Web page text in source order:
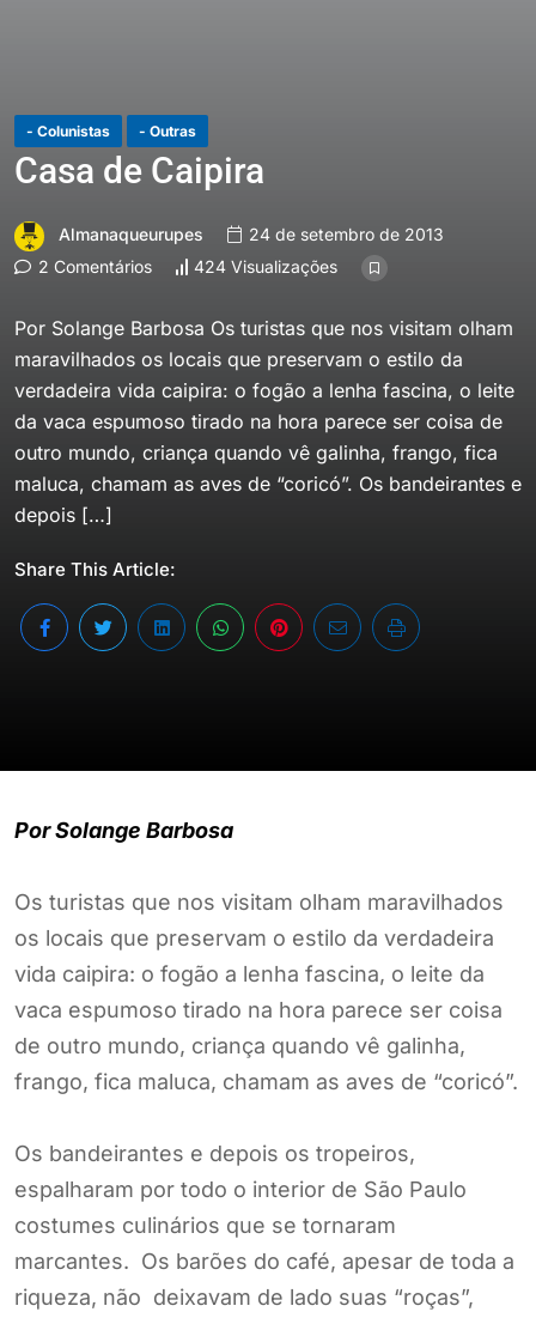
- Colunistas - Outras
Casa de Caipira
Almanaqueurupes
24 de setembro de 2013
2 Comentários
424 Visualizações
Por Solange Barbosa Os turistas que nos visitam olham
maravilhados os locais que preservam o estilo da
verdadeira vida caipira: o fogão a lenha fascina, o leite
da vaca espumoso tirado na hora parece ser coisa de
outro mundo, criança quando vê galinha, frango, fica
maluca, chamam as aves de “coricó”. Os bandeirantes e
depois […]
Share This Article:
Por Solange Barbosa
Os turistas que nos visitam olham maravilhados
os locais que preservam o estilo da verdadeira
vida caipira: o fogão a lenha fascina, o leite da
vaca espumoso tirado na hora parece ser coisa
de outro mundo, criança quando vê galinha,
frango, fica maluca, chamam as aves de “coricó”.
Os bandeirantes e depois os tropeiros,
espalharam por todo o interior de São Paulo
costumes culinários que se tornaram
marcantes. Os barões do café, apesar de toda a
riqueza, não deixavam de lado suas “roças”,